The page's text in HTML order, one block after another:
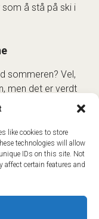
like cookies to store
technologies will allow
IDs on this site. Not
affect certain features and
som å stå på ski i
sommeren? Vel,
men det er verdt
landskapet uten